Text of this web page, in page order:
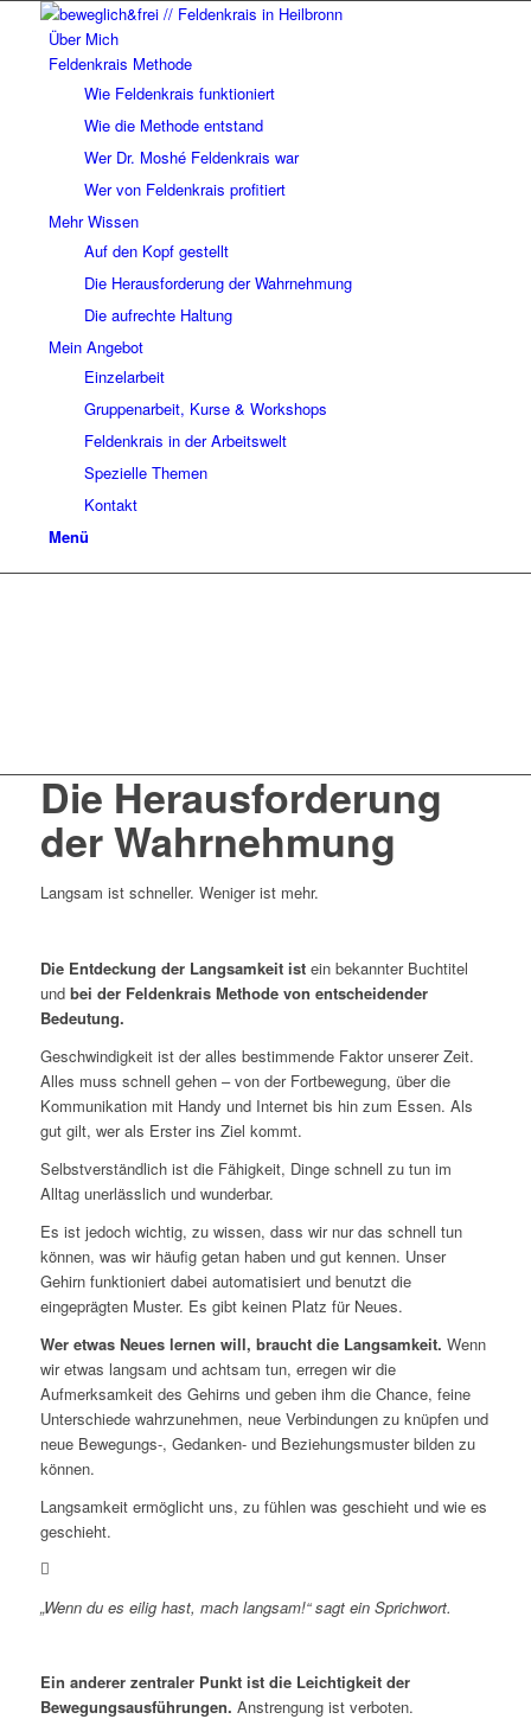
Über Mich
Feldenkrais Methode
Wie Feldenkrais funktioniert
Wie die Methode entstand
Wer Dr. Moshé Feldenkrais war
Wer von Feldenkrais profitiert
Mehr Wissen
Auf den Kopf gestellt
Die Herausforderung der Wahrnehmung
Die aufrechte Haltung
Mein Angebot
Einzelarbeit
Gruppenarbeit, Kurse & Workshops
Feldenkrais in der Arbeitswelt
Spezielle Themen
Kontakt
Menü
Die Herausforderung
der Wahrnehmung
Langsam ist schneller. Weniger ist mehr.
Die Entdeckung der Langsamkeitist ein bekannter Buchtitel
und bei der Feldenkrais Methode von entscheidender
Bedeutung.
Geschwindigkeit ist der alles bestimmende Faktor unserer Zeit.
Alles muss schnell gehen – von der Fortbewegung, über die
Kommunikation mit Handy und Internet bis hin zum Essen. Als
gutgilt, wer als Erster ins Ziel kommt.
Selbstverständlich ist die Fähigkeit, Dinge schnell zu tun im
Alltag unerlässlich und wunderbar.
Es ist jedoch wichtig, zu wissen, dass wir nur das schnell tun
können, was wir häufig getan haben und gut kennen. Unser
Gehirn funktioniert dabei automatisiert und benutzt die
eingeprägten Muster. Es gibt keinen Platz für Neues.
Wer etwas Neues lernen will, braucht die Langsamkeit. Wenn
wir etwas langsam und achtsam tun, erregen wir die
Aufmerksamkeit des Gehirns und geben ihm die Chance, feine
Unterschiede wahrzunehmen, neue Verbindungen zu knüpfen und
neue Bewegungs-, Gedanken- und Beziehungsmuster bilden zu
können.
Langsamkeit ermöglicht uns, zu fühlen was geschieht und wie es
geschieht.
„Wenn du es eilig hast, mach langsam!“ sagt ein Sprichwort.
Ein anderer zentraler Punkt ist die Leichtigkeitder
Bewegungsausführungen. Anstrengung ist verboten.